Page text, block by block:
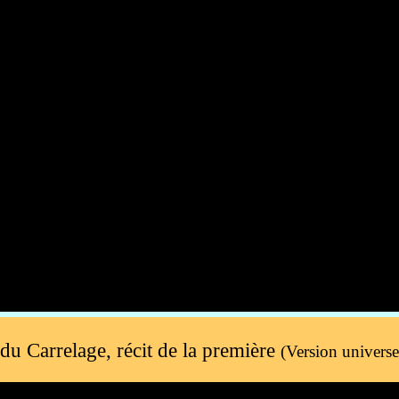
Carrelage, récit de la première (Version